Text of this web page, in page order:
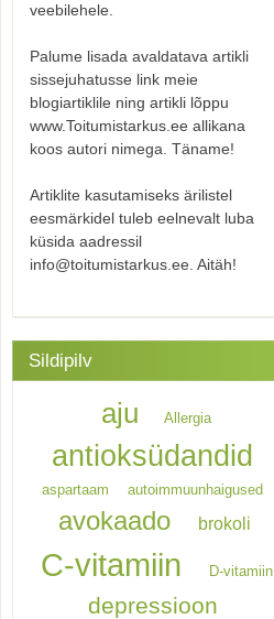
veebilehele.
Palume lisada avaldatava artikli
sissejuhatusse link meie
blogiartiklile ning artikli lõppu
www.Toitumistarkus.ee allikana
koos autori nimega. Täname!
Artiklite kasutamiseks ärilistel
eesmärkidel tuleb eelnevalt luba
küsida aadressil
info@toitumistarkus.ee. Aitäh!
Sildipilv
aju Allergia
antioksüdandid
aspartaam autoimmuunhaigused
avokaado brokoli
C-vitamiin D-vitamiin
depressioon